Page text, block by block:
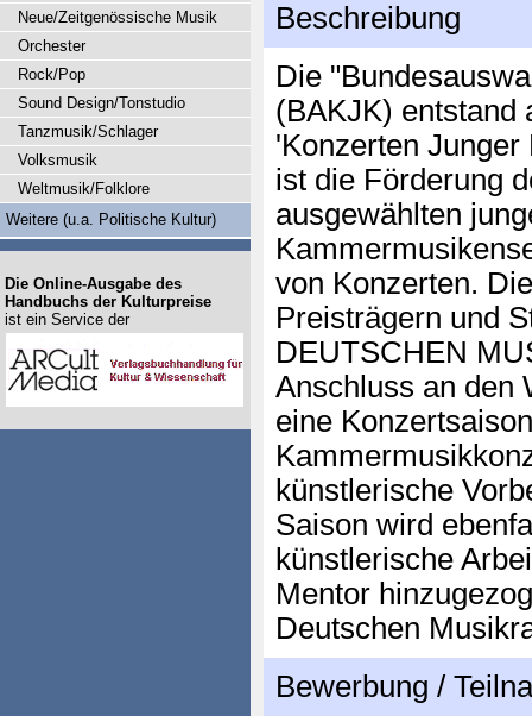
Beschreibung
Die
(BAKJK) entstand
'Konzerten
ist die Förderung
ausgewählten
von Konzerten.
Preisträgern und
DEUTSCHEN
Anschluss an den
eine
künstlerische
Saison wird
künstlerische
Mentor
Deutschen
Bewerbung /
Neue/Zeitgenössische Musik
Orchester
Rock/Pop
Sound Design/Tonstudio
Tanzmusik/Schlager
Volksmusik
Weltmusik/Folklore
Weitere (u.a. Politische Kultur)
Die Online-Ausgabe des
Handbuchs der Kulturpreise
ist ein Service der